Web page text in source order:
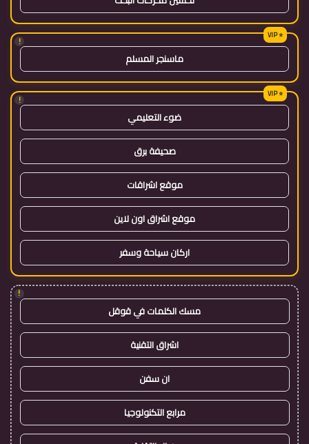
!
ماسنجر المسلم
!
ضوء التعليمي
صحيفة برق
موقع اشراقات
موقع اشراق اون لاين
اركان سياحة وسفر
!
مسك الكلمات في قوقل
اشراق التقنية
ان سفن
مرابع التكنولوجيا